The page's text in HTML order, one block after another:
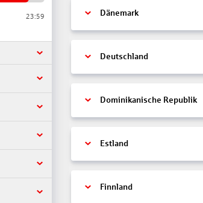
23:59 Dänemark
Deutschland
Dominikanische Republik
Estland
Finnland